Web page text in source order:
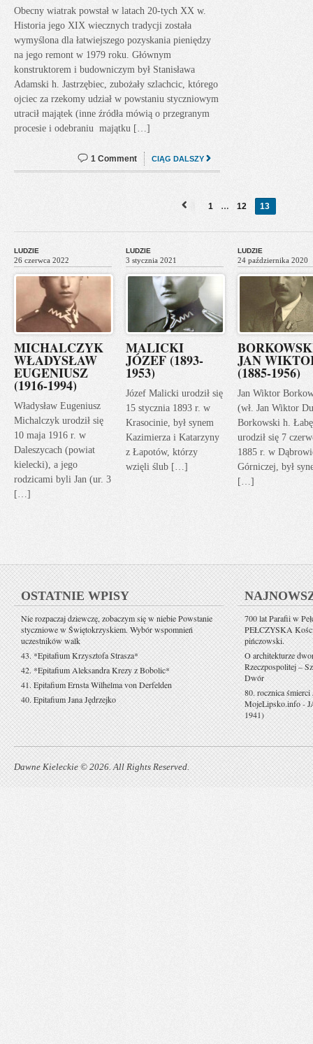
Obecny wiatrak powstał w latach 20-tych XX w.
Historia jego XIX wiecznych tradycji została
wymyślona dla łatwiejszego pozyskania pieniędzy
na jego remont w 1979 roku. Głównym
konstruktorem i budowniczym był Stanisława
Adamski h. Jastrzębiec, zubożały szlachcic, którego
ojciec za rzekomy udział w powstaniu styczniowym
utracił majątek (inne źródła mówią o przegranym
procesie i odebraniu majątku […]
CIĄG DALSZY
1 Comment
Previous
1 … 12 13
LUDZIE
26 czerwca 2022
MICHALCZYK
WŁADYSŁAW
EUGENIUSZ
(1916-1994)
Władysław Eugeniusz
Michalczyk urodził się
10 maja 1916 r. w
Daleszycach (powiat
kielecki), a jego
rodzicami byli Jan (ur. 3
[…]
LUDZIE
3 stycznia 2021
MALICKI
JÓZEF (1893-
1953)
Józef Malicki urodził się
15 stycznia 1893 r. w
Krasocinie, był synem
Kazimierza i Katarzyny
z Łapotów, którzy
wzięli ślub […]
LUDZIE
24 października 2020
JAN
(1885-1956)
Jan Wiktor
(wł. Jan Wiktor
Borkowski h.
urodził się 7
1885 r. w
Górniczej, był
[…]
OSTATNIE WPISY
Nie rozpaczaj dziewczę, zobaczym się w niebie Powstanie
styczniowe w Świętokrzyskiem. Wybór wspomnień
uczestników walk
43. *Epitafium Krzysztofa Strasza*
42. *Epitafium Aleksandra Krezy z Bobolic*
41. Epitafium Ernsta Wilhelma von Derfelden
40. Epitafium Jana Jędrzejko
700 lat Parafii w
PEŁCZYSKA
pińczowski.
O architekturze
Rzeczpospolitej –
Dwór
80. rocznica
MojeLipsko.info-
1941)
Dawne Kieleckie © 2026. All Rights Reserved.